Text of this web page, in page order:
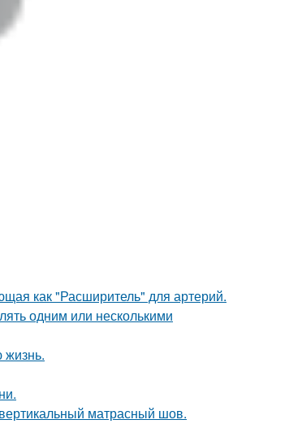
как "Расширитель" для артерий.
одним или несколькими
жизнь.
матрасный шов.